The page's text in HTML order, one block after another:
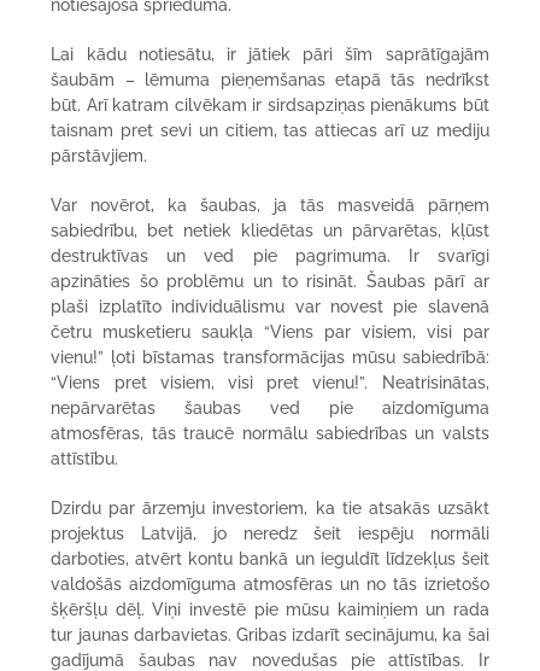
notiesājoša sprieduma.
Lai kādu notiesātu, ir jātiek pāri šīm saprātīgajām
šaubām – lēmuma pieņemšanas etapā tās nedrīkst
būt. Arī katram cilvēkam ir sirdsapziņas pienākums būt
taisnam pret sevi un citiem, tas attiecas arī uz mediju
pārstāvjiem.
Var novērot, ka šaubas, ja tās masveidā pārņem
sabiedrību, bet netiek kliedētas un pārvarētas, kļūst
destruktīvas un ved pie pagrimuma. Ir svarīgi
apzināties šo problēmu un to risināt. Šaubas pārī ar
plaši izplatīto individuālismu var novest pie slavenā
četru musketieru saukļa “Viens par visiem, visi par
vienu!” ļoti bīstamas transformācijas mūsu sabiedrībā:
“Viens pret visiem, visi pret vienu!”. Neatrisinātas,
nepārvarētas šaubas ved pie aizdomīguma
atmosfēras, tās traucē normālu sabiedrības un valsts
attīstību.
Dzirdu par ārzemju investoriem, ka tie atsakās uzsākt
projektus Latvijā, jo neredz šeit iespēju normāli
darboties, atvērt kontu bankā un ieguldīt līdzekļus šeit
valdošās aizdomīguma atmosfēras un no tās izrietošo
šķēršļu dēļ. Viņi investē pie mūsu kaimiņiem un rada
tur jaunas darbavietas. Gribas izdarīt secinājumu, ka šai
gadījumā šaubas nav novedušas pie attīstības. Ir